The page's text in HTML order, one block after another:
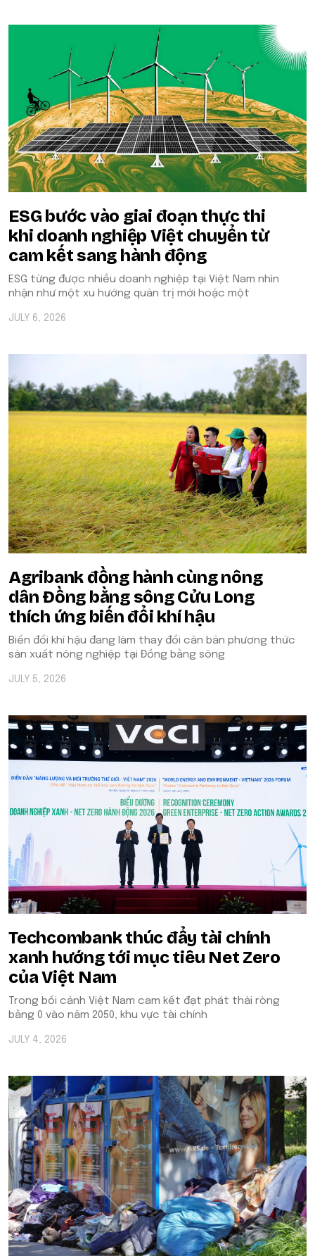
ESG bước vào giai đoạn thực thi
khi doanh nghiệp Việt chuyển từ
cam kết sang hành động
ESG từng được nhiều doanh nghiệp tại Việt Nam nhìn
nhận như một xu hướng quản trị mới hoặc một
JULY 6, 2026
Agribank đồng hành cùng nông
dân Đồng bằng sông Cửu Long
thích ứng biến đổi khí hậu
Biến đổi khí hậu đang làm thay đổi căn bản phương thức
sản xuất nông nghiệp tại Đồng bằng sông
JULY 5, 2026
Techcombank thúc đẩy tài chính
xanh hướng tới mục tiêu Net Zero
của Việt Nam
Trong bối cảnh Việt Nam cam kết đạt phát thải ròng
bằng 0 vào năm 2050, khu vực tài chính
JULY 4, 2026